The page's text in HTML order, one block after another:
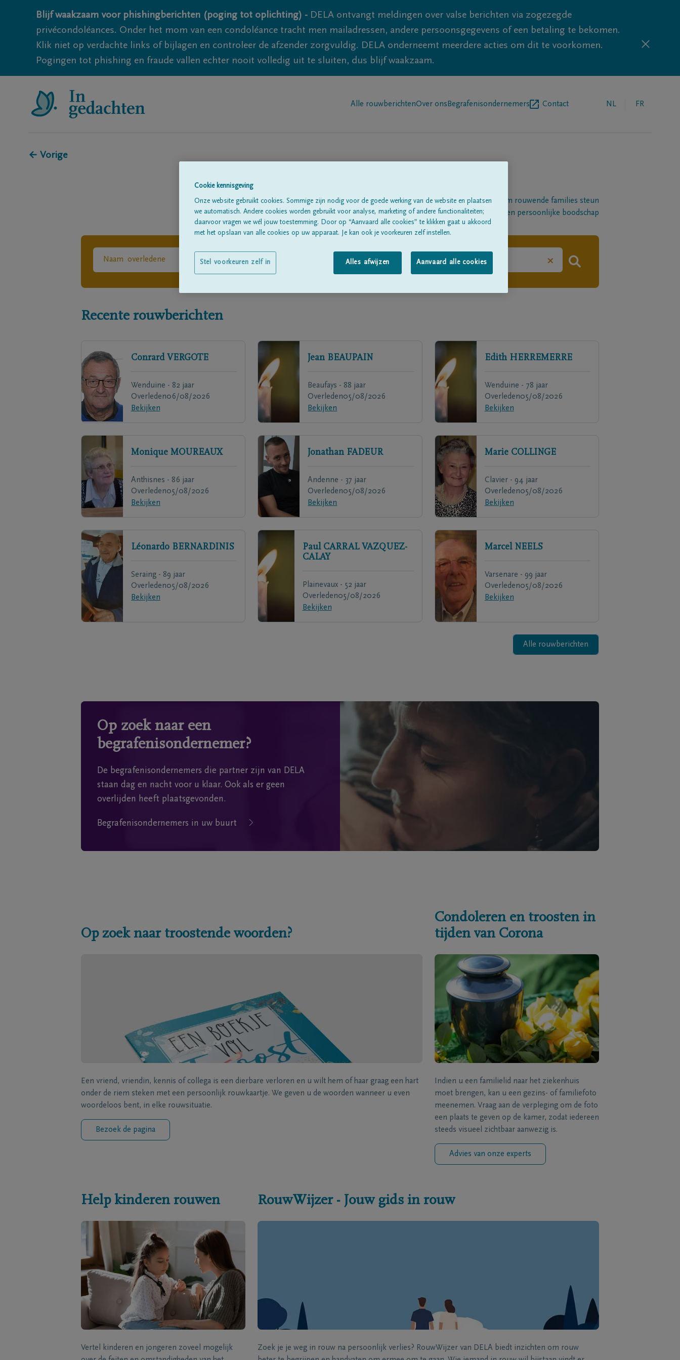
Blijf waakzaam voor phishingberichten (poging tot oplichting) - DELA ontvangt meldingen over valse berichten via zogezegde
privécondoléances. Onder het mom van een condoléance tracht men mailadressen, andere persoonsgegevens of een betaling te bekomen.
Klik niet op verdachte links of bijlagen en controleer de afzender zorgvuldig. DELA onderneemt meerdere acties om dit te voorkomen.
Pogingen tot phishing en fraude vallen echter nooit volledig uit te sluiten, dus blijf waakzaam.
Alle rouwberichtenOver ons Begrafenisondernemers Contact NL FR
← Vorige
Een platform om rouwende families steun
te betuigen met een persoonlijke boodschap
×
Recente rouwberichten
Conrard VERGOTE
Wenduine - 82 jaar
Overleden06/08/2026
Bekijken
Jean BEAUPAIN
Beaufays - 88 jaar
Overleden05/08/2026
Bekijken
Edith HERREMERRE
Wenduine - 78 jaar
Overleden05/08/2026
Bekijken
Monique MOUREAUX
Anthisnes - 86 jaar
Overleden05/08/2026
Bekijken
Jonathan FADEUR
Andenne - 37 jaar
Overleden05/08/2026
Bekijken
Marie COLLINGE
Clavier - 94 jaar
Overleden05/08/2026
Bekijken
Léonardo BERNARDINIS
Seraing - 89 jaar
Overleden05/08/2026
Bekijken
Paul CARRAL VAZQUEZ-
CALAY
Plainevaux - 52 jaar
Overleden05/08/2026
Bekijken
Marcel NEELS
Varsenare - 99 jaar
Overleden05/08/2026
Bekijken
Alle rouwberichten
Op zoek naar een
begrafenisondernemer?
De begrafenisondernemers die partner zijn van DELA
staan dag en nacht voor u klaar. Ook als er geen
overlijden heeft plaatsgevonden.
Begrafenisondernemers in uw buurt
Op zoek naar troostende woorden?
Een vriend, vriendin, kennis of collega is een dierbare verloren en u wilt hem of haar graag een hart
onder de riem steken met een persoonlijk rouwkaartje. We geven u de woorden wanneer u even
woordeloos bent, in elke rouwsituatie.
Bezoek de pagina
Condoleren en troosten in
tijden van Corona
Indien u een familielid naar het ziekenhuis
moet brengen, kan u een gezins- of familiefoto
meenemen. Vraag aan de verpleging om de foto
een plaats te geven op de kamer, zodat iedereen
steeds visueel zichtbaar aanwezig is.
Advies van onze experts
Help kinderen rouwen
Vertel kinderen en jongeren zoveel mogelijk
RouwWijzer - Jouw gids in rouw
Zoek je je weg in rouw na persoonlijk verlies? RouwWijzer van DELA biedt inzichten om rouw
Cookie kennisgeving
Onze website gebruikt cookies. Sommige zijn nodig voor de goede werking van de website en plaatsen
we automatisch. Andere cookies worden gebruikt voor analyse, marketing of andere functionaliteiten;
daarvoor vragen we wél jouw toestemming. Door op “Aanvaard alle cookies” te klikken gaat u akkoord
met het opslaan van alle cookies op uw apparaat. Je kan ook je voorkeuren zelf instellen.
Alles afwijzen Aanvaard alle cookies
Stel voorkeuren zelf in